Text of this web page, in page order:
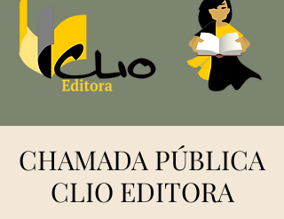
CHAMADA PÚBLICA
CLIO EDITORA